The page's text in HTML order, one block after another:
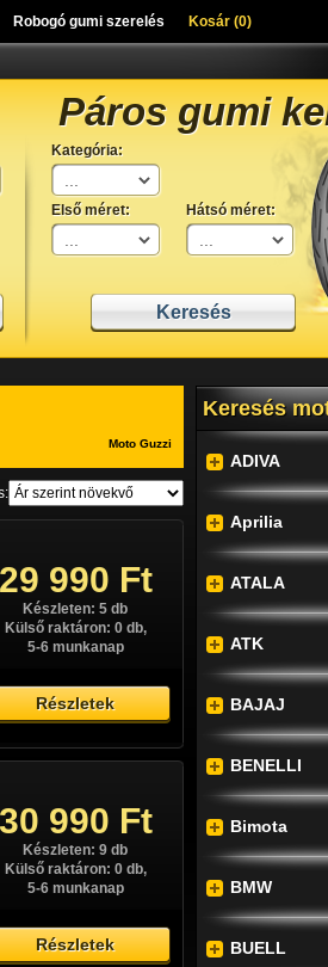
Robogó gumi szerelés Kosár (0)
Páros gumi
Kategória:
Első méret: Hátsó méret:
Moto Guzzi
29 990 Ft
Készleten: 5 db
Külső raktáron: 0 db,
5-6 munkanap
Részletek
30 990 Ft
Készleten: 9 db
Külső raktáron: 0 db,
5-6 munkanap
Részletek
Keresés
ADIVA
Aprilia
ATALA
ATK
BAJAJ
BENELLI
Bimota
BMW
BUELL